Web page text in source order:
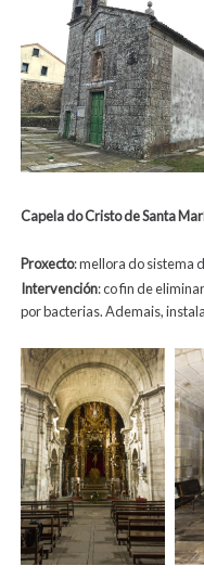
Capela do Cristo de Santa
Proxecto: mellora do sistema
Intervención: co fin de
por bacterias. Ademais,